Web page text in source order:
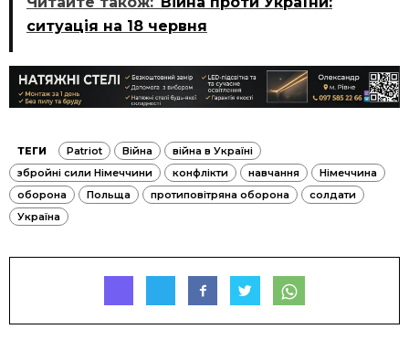
ситуація на 18 червня
ТЕГИ Patriot Війна
війна в Україні
збройні сили Німеччини
конфлікти навчання
Німеччина
оборона
Польща протиповітряна оборона
солдати
Україна